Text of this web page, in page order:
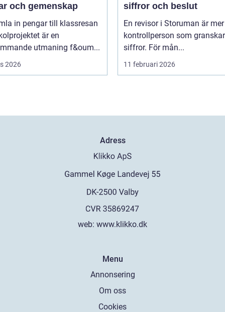
och gemenskap
in pengar till klassresan
är en
utmaning f&oum...
2026
siffror och beslut
En revisor i Storuman är
kontrollperson som granskar
siffror. För mån...
11 februari 2026
Adress
web: www.klikko.dk
Menu
Annonsering
Om oss
Cookies